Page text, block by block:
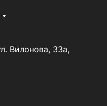
Вилонова, 33а,